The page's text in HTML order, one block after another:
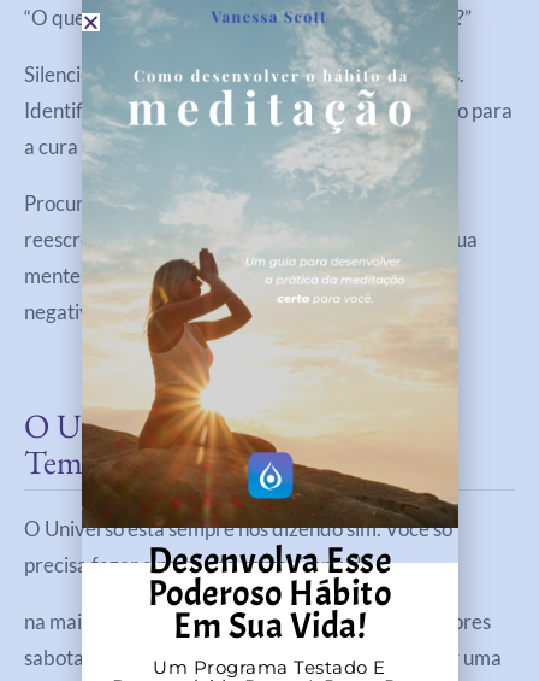
“O que me impede de acreditar que posso ter isso?”
Silencie para receber a resposta, sem julgamentos.
Identificar a crença que te limita é o primeiro passo para
a cura e libertação.
Procure anotar seus medos e dúvidas e depois
reescreva-os de forma positiva. Isso vai ajudar a sua
mente a transformar a crença e liberar emoções
negativas.
O Universo Está A Seu Favor O
Tempo Todo
O Universo está sempre nos dizendo sim. Você só
precisa fazer a pergunta certa. Contudo,
na maioria das vezes, nós é que somos nossos maiores
sabotadores. Mas você pode mudar isso e acessar uma
Desenvolva Esse
Poderoso Hábito
Em Sua Vida!
Um Programa Testado E